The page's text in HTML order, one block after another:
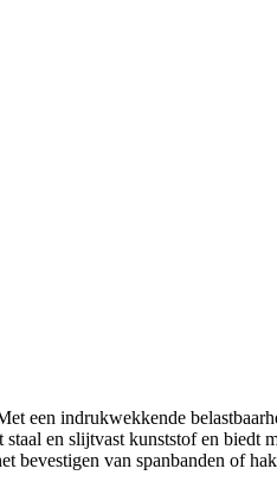
een indrukwekkende
en slijtvast kunststof en biedt
bevestigen van spanbanden of